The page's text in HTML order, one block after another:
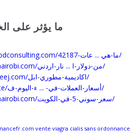
ما يؤثر على
https://kerbymethodconsulting.com/ما-هي ... عات-42187/
https://advocatesnairobi.com/من-دولار-ا ... نار-اردني/
https://enjazalkhaleej.com/اكاديمية-مطوري-ابل/
https://starsone.site/أسعار-العملات-في- ... ء-اليوم-ف/
https://advocatesnairobi.com/سعر-سوني-5-في-الكويت/
vente viagra cialis sans ordonnance